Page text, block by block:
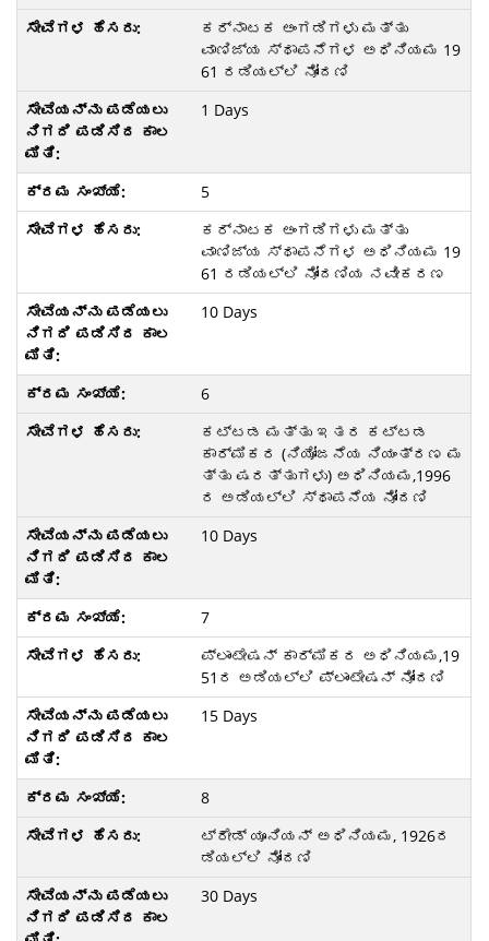
ಕರ್ನಾಟಕ ಅಂಗಡಿಗಳು ಮತ್ತು
ವಾಣಿಜ್ಯ ಸ್ಥಾಪನೆಗಳ ಅಧಿನಿಯಮ 19
61 ರಡಿಯಲ್ಲಿ ನೋಂದಣಿ
1 Days
5
ಕರ್ನಾಟಕ ಅಂಗಡಿಗಳು ಮತ್ತು
ವಾಣಿಜ್ಯ ಸ್ಥಾಪನೆಗಳ ಅಧಿನಿಯಮ 19
61 ರಡಿಯಲ್ಲಿ ನೋಂದಣಿಯ ನವೀಕರಣ
10 Days
6
ಕಟ್ಟಡ ಮತ್ತು ಇತರ ಕಟ್ಟಡ
ಕಾರ್ಮಿಕರ (ನಿಯೋಜನೆಯ ನಿಯಂತ್ರಣ ಮ
ತ್ತು ಷರತ್ತುಗಳು) ಅಧಿನಿಯಮ,1996
ರ ಅಡಿಯಲ್ಲಿ ಸ್ಥಾಪನೆಯ ನೋಂದಣಿ
10 Days
7
ಪ್ಲಾಂಟೇಷನ್ ಕಾರ್ಮಿಕರ ಅಧಿನಿಯಮ,19
51ರ ಅಡಿಯಲ್ಲಿ ಪ್ಲಾಂಟೇಷನ್ ನೋಂದಣಿ
15 Days
8
ಟ್ರೇಡ್ ಯೂನಿಯನ್ ಅಧಿನಿಯಮ, 1926ರ
ಡಿಯಲ್ಲಿ ನೋಂದಣಿ
30 Days